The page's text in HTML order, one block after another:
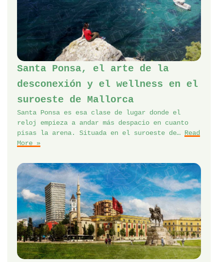
Santa Ponsa, el arte de la
desconexión y el wellness en el
suroeste de Mallorca
Santa Ponsa es esa clase de lugar donde el
reloj empieza a andar más despacio en cuanto
pisas la arena. Situada en el suroeste de… Read
More »